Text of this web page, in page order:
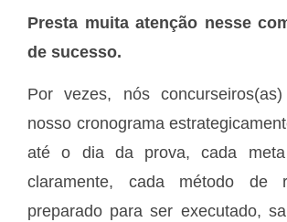
Presta muita atenção nesse
de sucesso.
Por vezes, nós
nosso cronograma
até o dia da prova, cada
claramente, cada método de
preparado para ser executado,